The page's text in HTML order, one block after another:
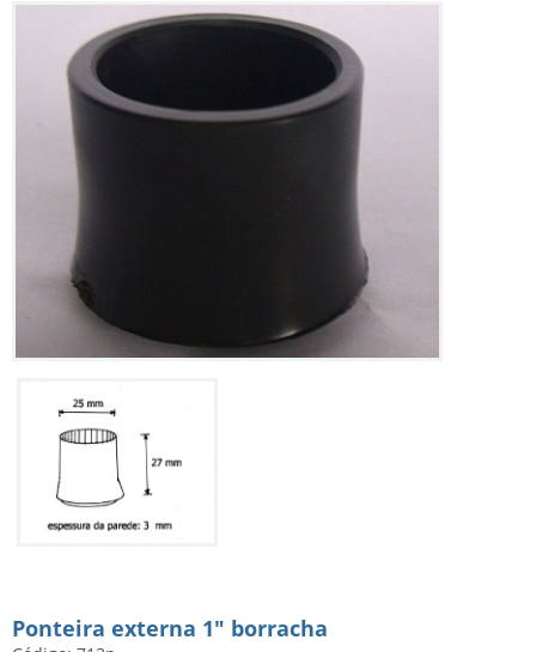
Ponteira externa 1" borracha